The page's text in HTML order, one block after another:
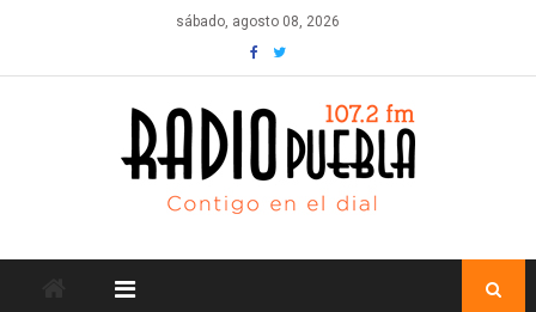
content
sábado, agosto 08, 2026